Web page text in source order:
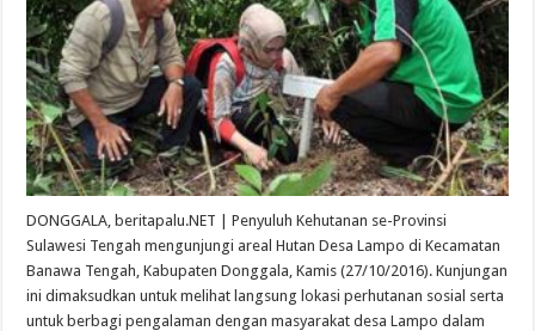
DONGGALA, beritapalu.NET | Penyuluh Kehutanan se-Provinsi
Sulawesi Tengah mengunjungi areal Hutan Desa Lampo di Kecamatan
Banawa Tengah, Kabupaten Donggala, Kamis (27/10/2016). Kunjungan
ini dimaksudkan untuk melihat langsung lokasi perhutanan sosial serta
untuk berbagi pengalaman dengan masyarakat desa Lampo dalam